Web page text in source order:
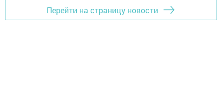
Перейти на страницу новости